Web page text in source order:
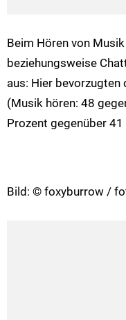
Beim Hören von
beziehungsweise
aus: Hier
(Musik hören: 48
Prozent gegenüber
Bild: © foxyburrow /